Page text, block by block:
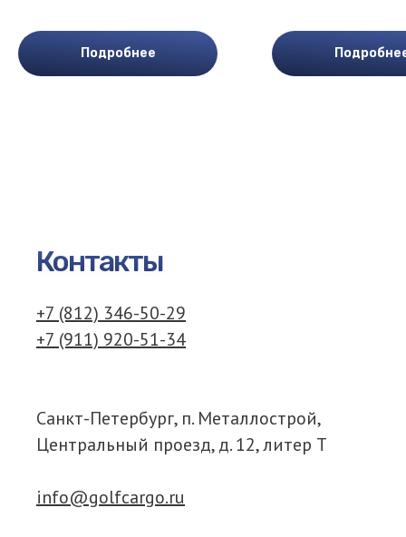
Подробнее
Контакты
+7 (812) 346-50-29
+7 (911) 920-51-34
Санкт-Петербург, п. Металлострой,
Центральный проезд, д. 12, литер Т
info@golfcargo.ru